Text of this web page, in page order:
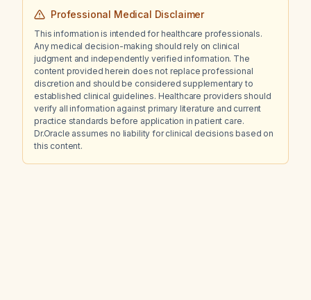
Professional Medical Disclaimer
This information is intended for healthcare professionals.
Any medical decision-making should rely on clinical
judgment and independently verified information. The
content provided herein does not replace professional
discretion and should be considered supplementary to
established clinical guidelines. Healthcare providers should
verify all information against primary literature and current
practice standards before application in patient care.
Dr.Oracle assumes no liability for clinical decisions based on
this content.